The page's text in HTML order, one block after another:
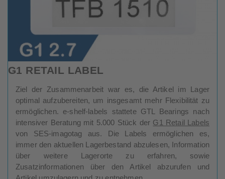
G1 RETAIL LABEL
Ziel der Zusammenarbeit war es, die Artikel im Lager
optimal aufzubereiten, um insgesamt mehr Flexibilität zu
ermöglichen. e-shelf-labels stattete GTL Bearings nach
intensiver Beratung mit 5.000 Stück der G1 Retail Labels
von SES-imagotag aus. Die Labels ermöglichen es,
immer den aktuellen Lagerbestand abzulesen, Information
über weitere Lagerorte zu erfahren, sowie
Zusatzinformationen über den Artikel abzurufen und